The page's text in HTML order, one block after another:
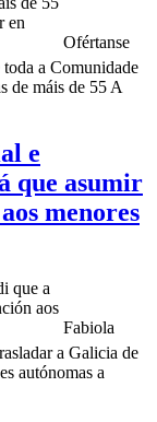
Ofértanse
toda a Comunidade
de máis de 55 A
e
que asumir
menores
Fabiola
a Galicia de
autónomas a